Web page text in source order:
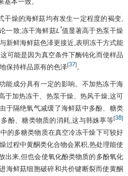
干燥的海鲜菇均有发生一定程度的褐变,
一致;冻干海鲜菇L *值显著高于热泵干燥
新鲜海鲜菇色泽更接近,表明冻干方式能
可能是因为真空条件下酶钝化而使样品
保持样品原有的色泽[37] 。
能成分具有一定的影响。不加热冻干海
于加热冻干、热泵干燥、热风干燥,这可
于隔绝氧气减缓了海鲜菇中多酚、糖类
酚、糖类物质的消耗,这与韩姝葶等[38]
的多糖类物质在真空冷冻干燥下可较好
过程中黄酮类化合物会累积,热处理能使
出来,但也会使氧化酚类物质的多酚氧化
海鲜菇细胞破碎和共价键断裂而使黄酮